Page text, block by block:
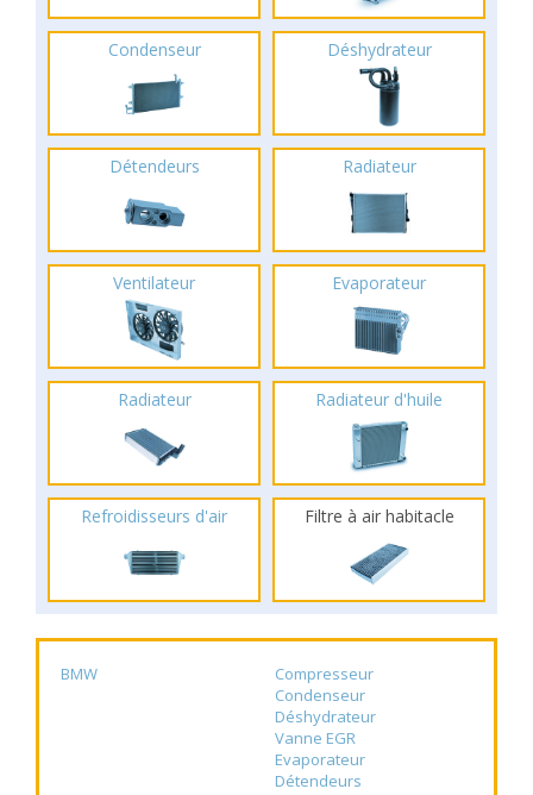
Condenseur Déshydrateur
Détendeurs Radiateur
Ventilateur Evaporateur
Radiateur Radiateur d'huile
Refroidisseurs d'air Filtre à air habitacle
BMW
Compresseur
Condenseur
Déshydrateur
Vanne EGR
Evaporateur
Détendeurs